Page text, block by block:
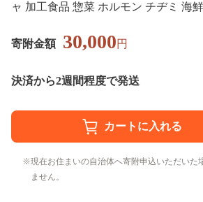
ャ 加工食品 惣菜 ホルモン チヂミ 海
寄附金額 30,000円
決済から2週間程度で発送
現在お住まいの自治体へ寄附申込いただいた
ません。